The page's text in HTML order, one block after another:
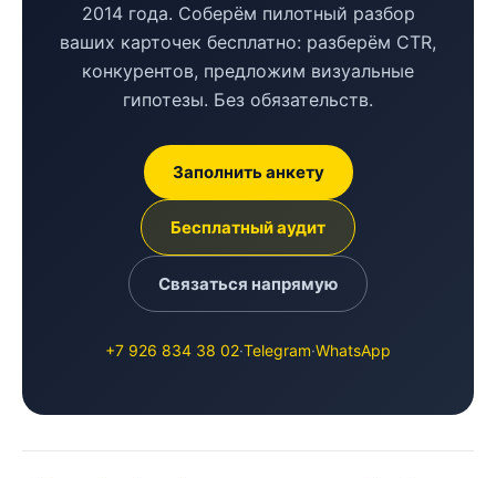
2014 года. Соберём пилотный разбор
ваших карточек бесплатно: разберём CTR,
конкурентов, предложим визуальные
гипотезы. Без обязательств.
Заполнить анкету
Бесплатный аудит
Связаться напрямую
+7 926 834 38 02·Telegram·WhatsApp